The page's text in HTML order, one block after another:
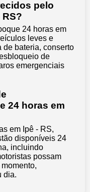
pelo
24 horas em
leves e
de bateria, conserto
de
emergenciais
24 horas em
em Ipê - RS,
disponíveis 24
incluindo
possam
dia.